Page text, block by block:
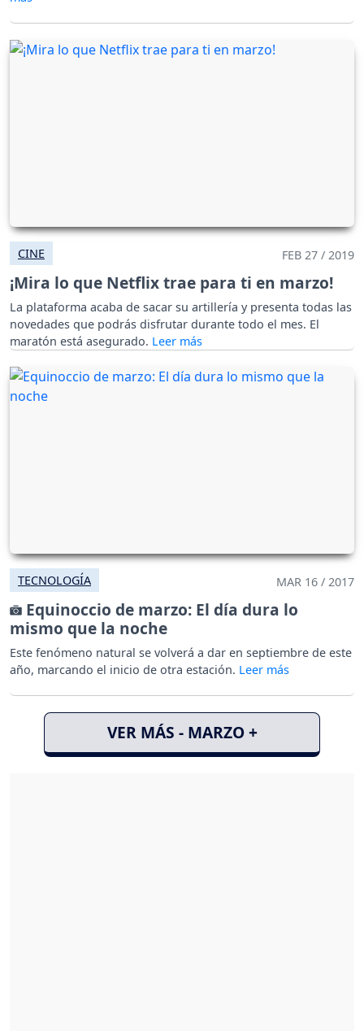
CINE FEB 27 / 2019
¡Mira lo que Netflix trae para ti en marzo!
La plataforma acaba de sacar su artillería y presenta todas las
novedades que podrás disfrutar durante todo el mes. El
maratón está asegurado.
TECNOLOGÍA MAR 16 / 2017
Equinoccio de marzo: El día dura lo
mismo que la noche
Este fenómeno natural se volverá a dar en septiembre de este
año, marcando el inicio de otra estación.
VER MÁS - MARZO +